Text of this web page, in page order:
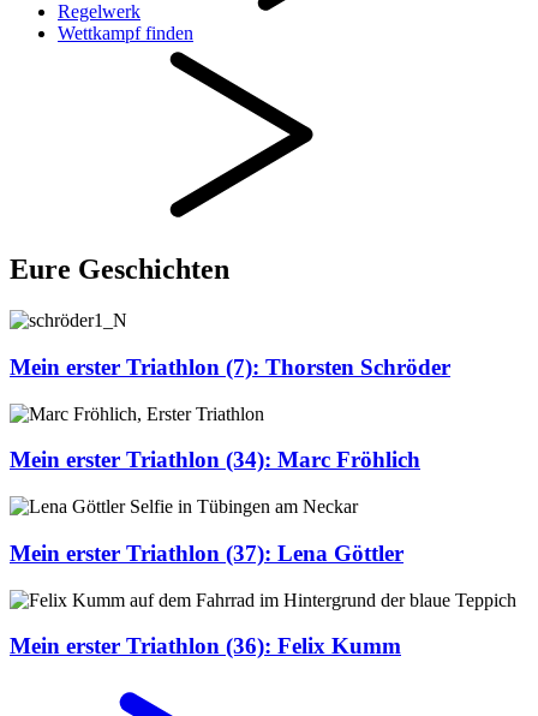
Regelwerk
Wettkampf finden
Eure Geschichten
Mein erster Triathlon (7): Thorsten Schröder
Mein erster Triathlon (34): Marc Fröhlich
Mein erster Triathlon (37): Lena Göttler
Mein erster Triathlon (36): Felix Kumm